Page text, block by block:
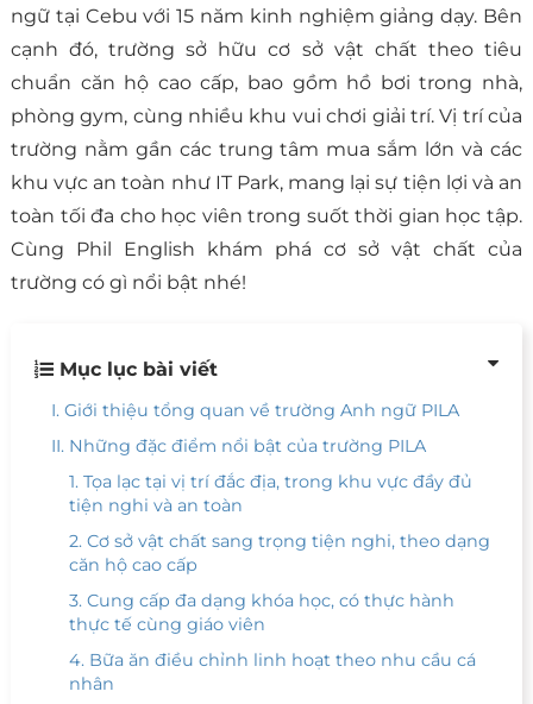
ngữ tại Cebu với 15 năm kinh nghiệm giảng dạy. Bên
cạnh đó, trường sở hữu cơ sở vật chất theo tiêu
chuẩn căn hộ cao cấp, bao gồm hồ bơi trong nhà,
phòng gym, cùng nhiều khu vui chơi giải trí. Vị trí của
trường nằm gần các trung tâm mua sắm lớn và các
khu vực an toàn như IT Park, mang lại sự tiện lợi và an
toàn tối đa cho học viên trong suốt thời gian học tập.
Cùng Phil English khám phá cơ sở vật chất của
trường có gì nổi bật nhé!
Mục lục bài viết
I. Giới thiệu tổng quan về trường Anh ngữ PILA
II. Những đặc điểm nổi bật của trường PILA
1. Tọa lạc tại vị trí đắc địa, trong khu vực đầy đủ
tiện nghi và an toàn
2. Cơ sở vật chất sang trọng tiện nghi, theo dạng
căn hộ cao cấp
3. Cung cấp đa dạng khóa học, có thực hành
thực tế cùng giáo viên
4. Bữa ăn điều chỉnh linh hoạt theo nhu cầu cá
nhân